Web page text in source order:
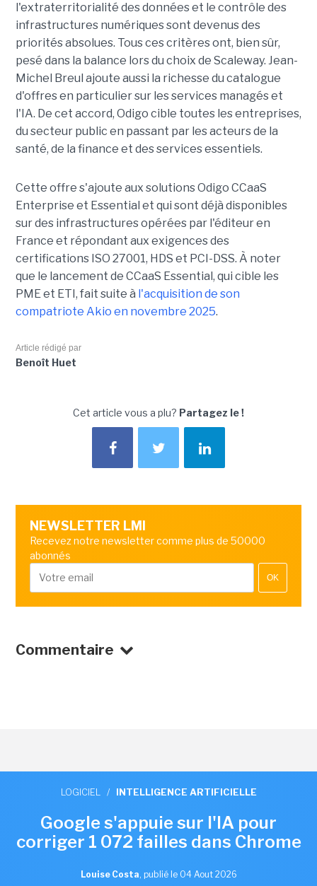
l'extraterritorialité des données et le contrôle des
infrastructures numériques sont devenus des
priorités absolues. Tous ces critères ont, bien sûr,
pesé dans la balance lors du choix de Scaleway. Jean-
Michel Breul ajoute aussi la richesse du catalogue
d'offres en particulier sur les services managés et
l'IA. De cet accord, Odigo cible toutes les entreprises,
du secteur public en passant par les acteurs de la
santé, de la finance et des services essentiels.
Cette offre s'ajoute aux solutions Odigo CCaaS
Enterprise et Essential et qui sont déjà disponibles
sur des infrastructures opérées par l'éditeur en
France et répondant aux exigences des
certifications ISO 27001, HDS et PCI-DSS. À noter
que le lancement de CCaaS Essential, qui cible les
PME et ETI, fait suite à l'acquisition de son
compatriote Akio en novembre 2025.
Article rédigé par
Benoît Huet
Cet article vous a plu? Partagez le !
NEWSLETTER LMI
Recevez notre newsletter comme plus de 50000
abonnés
OK
Commentaire
LOGICIEL / INTELLIGENCE ARTIFICIELLE
Google s'appuie sur l'IA pour
corriger 1 072 failles dans Chrome
Louise Costa, publié le 04 Aout 2026